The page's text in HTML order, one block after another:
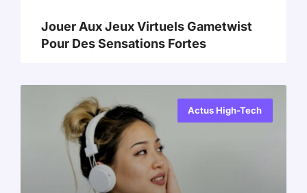
Jouer Aux Jeux Virtuels Gametwist
Pour Des Sensations Fortes
Actus High-Tech